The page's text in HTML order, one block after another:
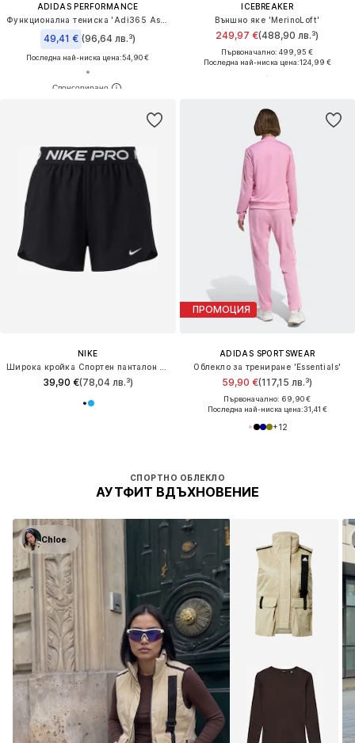
ADIDAS PERFORMANCE
49,41 € (96,64 лв.³)
Последна най-ниска цена:54,90 €
ICEBREAKER
Външно яке 'MerinoLoft'
249,97 €(488,90 лв.³)
Първоначално: 499,95 €
Последна най-ниска цена:124,99 €
NIKE
39,90 €(78,04 лв.³)
ПРОМОЦИЯ
ADIDAS SPORTSWEAR
Облекло за трениране 'Essentials'
59,90 €(117,15 лв.³)
Първоначално: 69,90 €
Последна най-ниска цена:31,41 €
+12
СПОРТНО ОБЛЕКЛО
АУТФИТ ВДЪХНОВЕНИЕ
Chloe